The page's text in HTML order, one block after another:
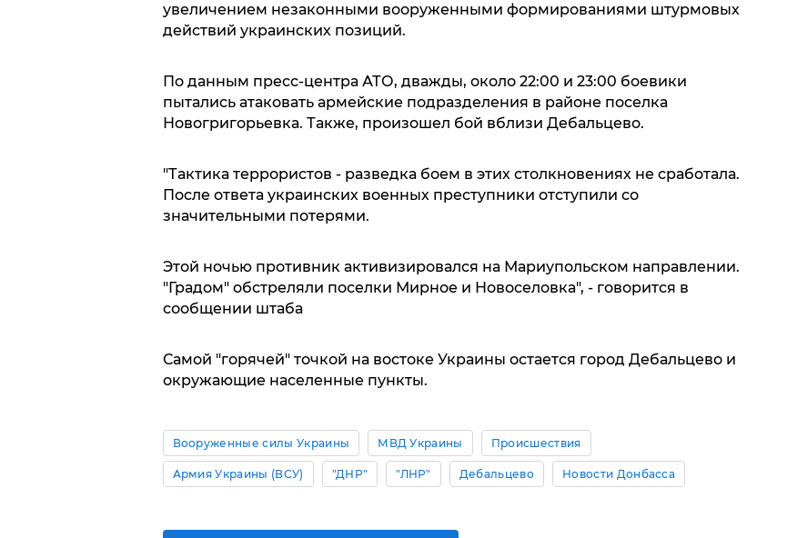
увеличением незаконными вооруженными формированиями штурмовых
действий украинских позиций.
По данным пресс-центра АТО, дважды, около 22:00 и 23:00 боевики
пытались атаковать армейские подразделения в районе поселка
Новогригорьевка. Также, произошел бой вблизи Дебальцево.
"Тактика террористов - разведка боем в этих столкновениях не сработала.
После ответа украинских военных преступники отступили со
значительными потерями.
Этой ночью противник активизировался на Мариупольском направлении.
"Градом" обстреляли поселки Мирное и Новоселовка", - говорится в
сообщении штаба
Самой "горячей" точкой на востоке Украины остается город Дебальцево и
окружающие населенные пункты.
Вооруженные силы Украины МВД Украины Происшествия
Армия Украины (ВСУ) "ДНР" "ЛНР" Дебальцево Новости Донбасса